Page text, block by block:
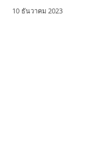
10 ธันวาคม 2023